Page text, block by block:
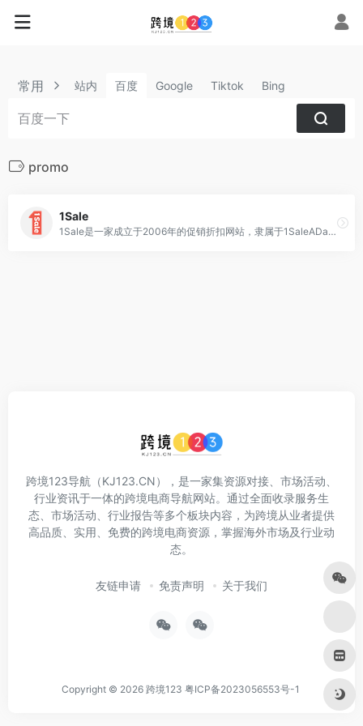
常用 站内 百度 Google Tiktok Bing
promo
1Sale
1Sale是一家成立于2006年的促销折扣网站，隶属于1SaleADay L.L.C公司。
跨境123导航（KJ123.CN），是一家集资源对接、市场活动、
行业资讯于一体的跨境电商导航网站。通过全面收录服务生
态、市场活动、行业报告等多个板块内容，为跨境从业者提供
高品质、实用、免费的跨境电商资源，掌握海外市场及行业动
态。
友链申请 免责声明 关于我们
Copyright © 2026 跨境123 粤ICP备2023056553号-1